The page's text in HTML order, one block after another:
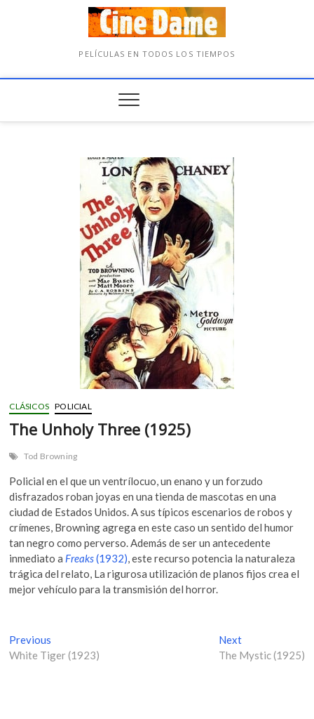
PELÍCULAS EN TODOS LOS TIEMPOS
CLÁSICOS POLICIAL
The Unholy Three (1925)
Tod Browning
Policial en el que un ventrílocuo, un enano y un forzudo
disfrazados roban joyas en una tienda de mascotas en una
ciudad de Estados Unidos. A sus típicos escenarios de robos y
crímenes, Browning agrega en este caso un sentido del humor
tan negro como perverso. Además de ser un antecedente
inmediato a Freaks(1932), este recurso potencia la naturaleza
trágica del relato, La rigurosa utilización de planos fijos crea el
mejor vehículo para la transmisión del horror.
N
a
Previous
r
White Tiger (1923)
NextN
e
The Mystic (1925)